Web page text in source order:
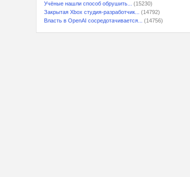
Учёные нашли способ обрушить...
(15230)
Закрытая Xbox студия-разработчик...
(14792)
Власть в OpenAI сосредотачивается...
(14756)